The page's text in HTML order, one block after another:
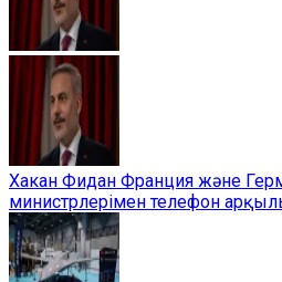
Хакан Фидан Франция және
министрлерімен телефон